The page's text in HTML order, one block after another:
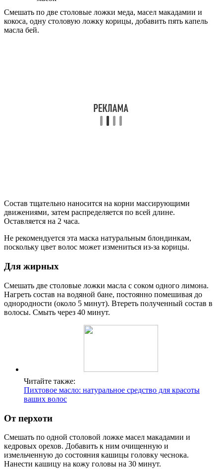
Смешать по две столовые ложки меда, масел макадамии и
кокоса, одну столовую ложку корицы, добавить пять капель
масла бей.
Состав тщательно наносится на корни массирующими
движениями, затем распределяется по всей длине.
Оставляется на 2 часа.
Не рекомендуется эта маска натуральным блондинкам,
поскольку цвет волос может измениться из-за корицы.
Для жирных
Смешать две столовые ложки масла с соком одного лимона.
Нагреть состав на водяной бане, постоянно помешивая до
однородности (около 5 минут). Втереть полученный состав в
волосы. Смыть через 40 минут.
Читайте также:
Пихтовое масло: натуральное средство для красоты
ваших волос
От перхоти
Смешать по одной столовой ложке масел макадамии и
кедровых орехов. Добавить к ним очищенную и
измельченную до состояния кашицы головку чеснока.
Нанести кашицу на кожу головы на 30 минут.